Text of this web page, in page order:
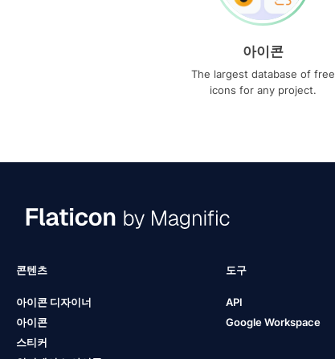
아이콘
The largest database of free
icons for any project.
콘텐츠
아이콘 디자이너
아이콘
스티커
도구
API
Google Workspace